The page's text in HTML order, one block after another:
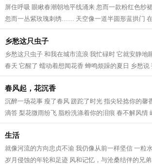
屏住呼吸 眼瞅春潮朝地平线涌来 忽而一款粉红色纱
忽而一丛紫玫瑰刺绣…… 天空像一道半圆形蓝拱门
朵衔着光线，白兰鸽般穿梭 胡同...
乡愁这只虫子
乡愁这只虫子 和我在城市流浪 我忙碌时 它就安静地
春天 它醒了 蠕动着想闻花香 蝉鸣烦躁的夏日 乡愁说
吊脚楼前听雨 微凉的秋夜 我为虫...
春风起，花沉香
沉醉一场花事 瘦了春风 蹉跎了时光 指尖轻捻你的馨
滴答 梨花微雨纷飞 脂粉洗涤着你的泪痕 春不解风情
梨花不语 傲立于北国之春 风乍起...
生活
就像河流的方向忠贞不渝 我仍像从前一样坚信 一粒
岁月侵蚀的年轮和足迹 风和记忆，与沧桑结伴的兄